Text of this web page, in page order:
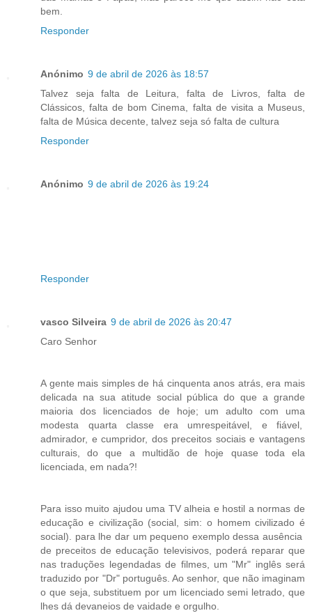
bem.
Responder
Anónimo 9 de abril de 2026 às 18:57
Talvez seja falta de Leitura, falta de Livros, falta de
Clássicos, falta de bom Cinema, falta de visita a Museus,
falta de Música decente, talvez seja só falta de cultura
Responder
Anónimo 9 de abril de 2026 às 19:24
Responder
vasco Silveira 9 de abril de 2026 às 20:47
Caro Senhor
A gente mais simples de há cinquenta anos atrás, era mais
delicada na sua atitude social pública do que a grande
maioria dos licenciados de hoje; um adulto com uma
modesta quarta classe era umrespeitável, e fiável,
admirador, e cumpridor, dos preceitos sociais e vantagens
culturais, do que a multidão de hoje quase toda ela
licenciada, em nada?!
Para isso muito ajudou uma TV alheia e hostil a normas de
educação e civilização (social, sim: o homem civilizado é
social). para lhe dar um pequeno exemplo dessa ausência
de preceitos de educação televisivos, poderá reparar que
nas traduções legendadas de filmes, um "Mr" inglês será
traduzido por "Dr" português. Ao senhor, que não imaginam
o que seja, substituem por um licenciado semi letrado, que
lhes dá devaneios de vaidade e orgulho.